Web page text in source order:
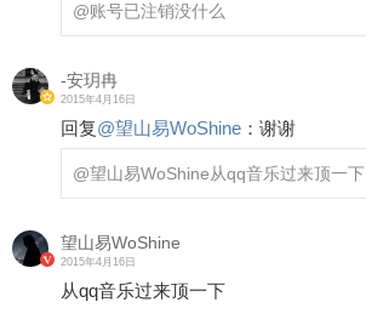
@账号已注销没什么
-安玥冉
2015年4月16日
回复@望山易WoShine ： 谢谢
@望山易WoShine从qq音乐过来顶一下
望山易WoShine
2015年4月16日
从qq音乐过来顶一下